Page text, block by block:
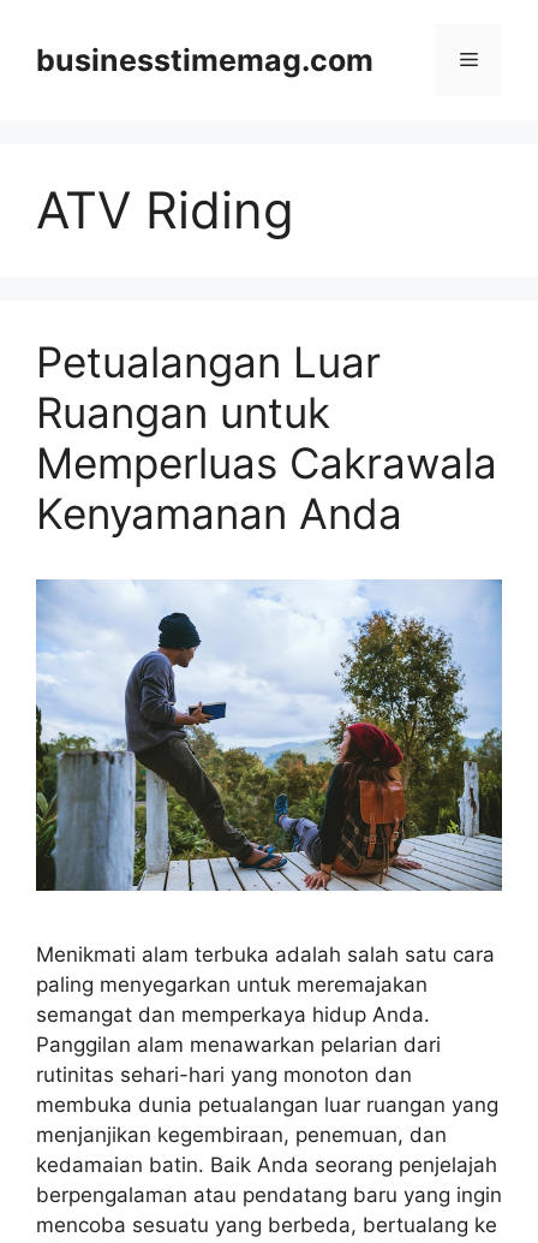
contentbusinesstimemag.com Menu
ATV Riding
Petualangan Luar
Ruangan untuk
Memperluas Cakrawala
Kenyamanan Anda
Menikmati alam terbuka adalah salah satu cara
paling menyegarkan untuk meremajakan
semangat dan memperkaya hidup Anda.
Panggilan alam menawarkan pelarian dari
rutinitas sehari-hari yang monoton dan
membuka dunia petualangan luar ruangan yang
menjanjikan kegembiraan, penemuan, dan
kedamaian batin. Baik Anda seorang penjelajah
berpengalaman atau pendatang baru yang ingin
mencoba sesuatu yang berbeda, bertualang ke